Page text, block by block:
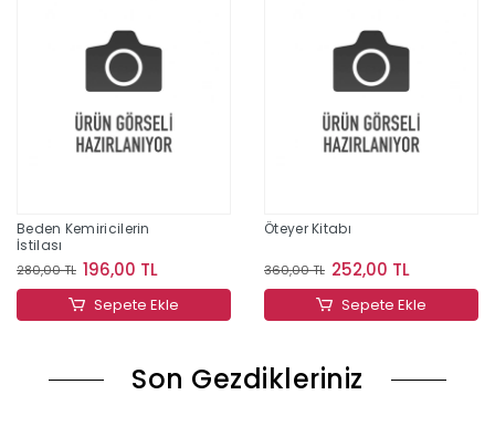
Beden Kemiricilerin
İstilası
280,00 TL 196,00 TL
Sepete Ekle
Öteyer Kitabı
360,00 TL 252,00 TL
Sepete Ekle
Son Gezdikleriniz